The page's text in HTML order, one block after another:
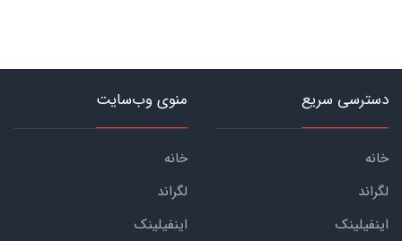
دسترسی سریع
خانه
لگراند
اینفیلینک
منوی وب‌سایت
خانه
لگراند
اینفیلینک